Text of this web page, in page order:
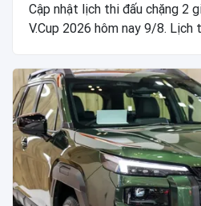
Cập nhật lịch thi đấu chặng 2
V.Cup 2026 hôm nay 9/8. Lịch